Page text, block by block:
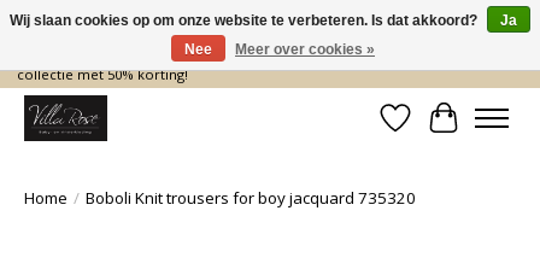
De nieuwe collectie komt eraan… en wij maken ruimte! Shop nu de zomer
collectie met 50% korting!
Verlanglijst
Home / Boboli Knit trousers for boy jacquard 735320
Wij slaan cookies op om onze website te verbeteren. Is dat akkoord?
Ja
Nee
Meer over cookies »